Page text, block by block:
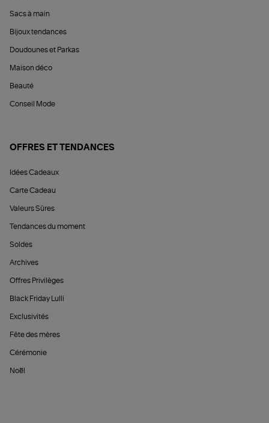
Sacs à main
Bijoux tendances
Doudounes et Parkas
Maison déco
Beauté
Conseil Mode
OFFRES ET TENDANCES
Idées Cadeaux
Carte Cadeau
Valeurs Sûres
Tendances du moment
Soldes
Archives
Offres Privilèges
Black Friday Lulli
Exclusivités
Fête des mères
Cérémonie
Noël